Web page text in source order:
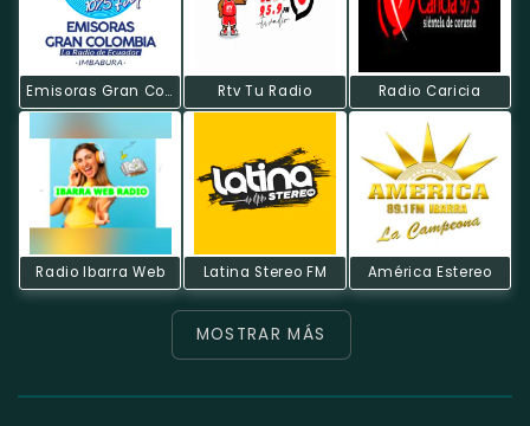
Emisoras Gran Colombia Rtv Tu Radio Radio Caricia
Radio Ibarra Web Latina Stereo FM América Estereo
MOSTRAR MÁS